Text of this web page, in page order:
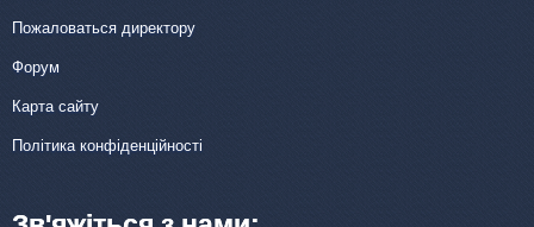
Пожаловаться директору
Форум
Карта сайту
Політика конфіденційності